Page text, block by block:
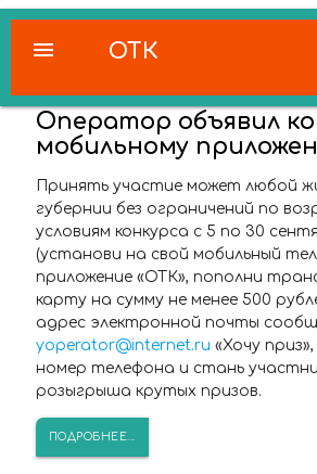
ОТК
menu
Оператор объявил
мобильному
Принять участие может любой
губернии без ограничений по
условиям конкурса с 5 по 30
(установи на свой мобильный
приложение «ОТК», пополни
карту на сумму не менее 500
адрес электронной почты
yoperator@internet.ru «Хочу
номер телефона и стань
розыгрыша крутых призов.
ПОДРОБНЕЕ...